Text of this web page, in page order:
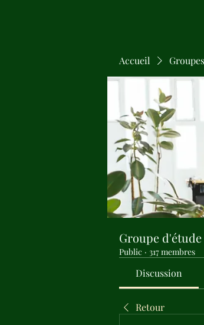
Accueil Groupes
Groupe
Public · 317 membres
Discussion
Retour